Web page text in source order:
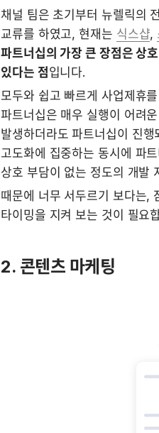
채널 팀은 초기부터 뉴렐릭의
교류를 하였고, 현재는 식스샵,
파트너십의 가장 큰 장점은 상
있다는 점입니다.
모두와 쉽고 빠르게 사업제휴
파트너십은 매우 실행이 어려
발생하더라도 파트너십이 진
고도화에 집중하는 동시에 파
상호 부담이 없는 정도의 개발
때문에 너무 서두르기 보다는,
타이밍을 지켜 보는 것이 필요
2. 콘텐츠 마케팅